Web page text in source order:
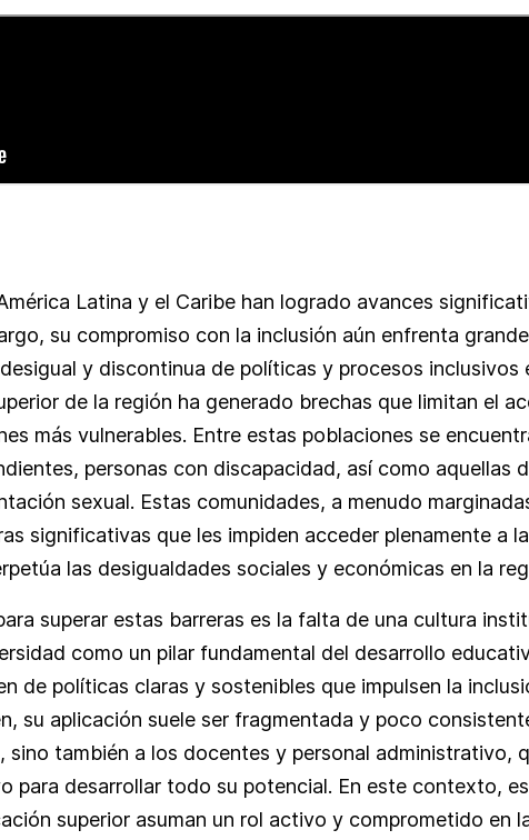
Latina y el Caribe han logrado avances
su compromiso con la inclusión aún enfrenta
y discontinua de políticas y procesos inclusivos
de la región ha generado brechas que limitan el
más vulnerables. Entre estas poblaciones se
personas con discapacidad, así como aquellas
sexual. Estas comunidades, a menudo
significativas que les impiden acceder plenamente a la
las desigualdades sociales y económicas en la
superar estas barreras es la falta de una cultura
como un pilar fundamental del desarrollo
de políticas claras y sostenibles que impulsen la
su aplicación suele ser fragmentada y poco
también a los docentes y personal administrativo,
para desarrollar todo su potencial. En este contexto,
superior asuman un rol activo y comprometido en